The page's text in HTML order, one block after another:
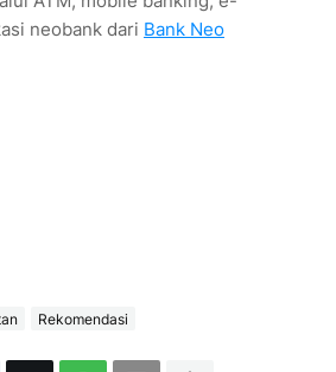
neobank dari Bank Neo
Rekomendasi